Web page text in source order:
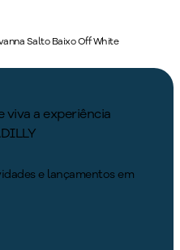
Salto Baixo Off White
viva a experiência
e lançamentos em